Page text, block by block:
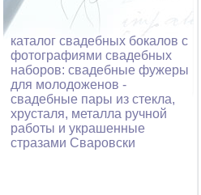
каталог свадебных бокалов с
фотографиями свадебных
наборов: свадебные фужеры
для молодоженов -
свадебные пары из стекла,
хрусталя, металла ручной
работы и украшенные
стразами Сваровски